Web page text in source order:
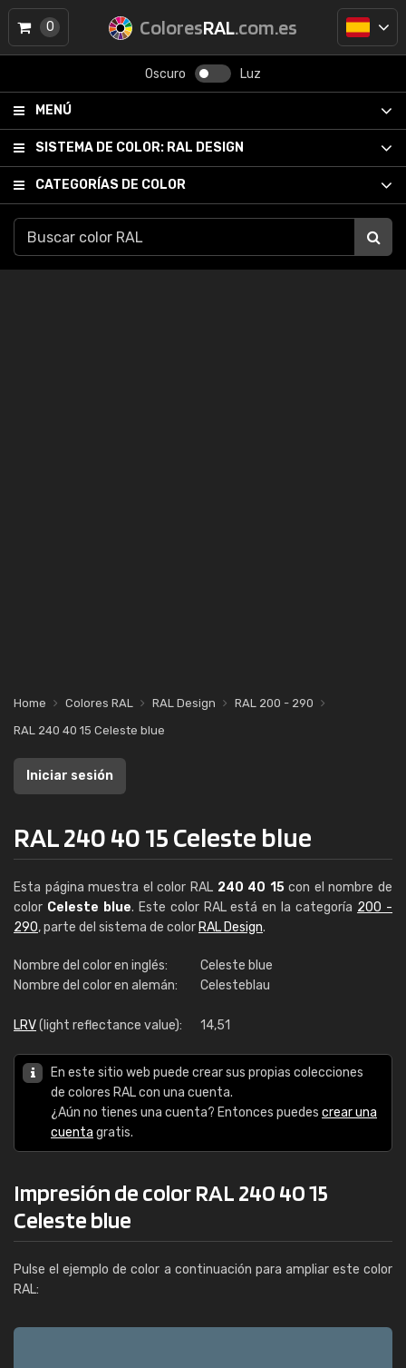
ColoresRAL.com.es
Oscuro Luz
MENÚ
SISTEMA DE COLOR: RAL DESIGN
CATEGORÍAS DE COLOR
0
Home Colores RAL RAL Design
RAL 200 - 290
RAL 240 40 15 Celeste blue
Iniciar sesión
RAL 240 40 15 Celeste blue
Esta página muestra el color RAL 240 40 15con el nombre de
color Celeste blue. Este color RAL está en la categoría 200 -
290, parte del sistema de color RAL Design.
Nombre del color en inglés:
Celeste blue
Nombre del color en alemán:
Celesteblau
LRV(light reflectance value): 14,51
En este sitio web puede crear sus propias colecciones
de colores RAL con una cuenta.
¿Aún no tienes una cuenta? Entonces puedes crear una
cuenta gratis.
Impresión de color RAL 240 40 15
Celeste blue
Pulse el ejemplo de color a continuación para ampliar este color
RAL: